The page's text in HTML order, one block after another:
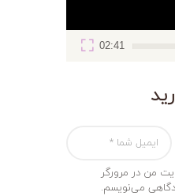
02:41
من در مرورگر
می‌نویسم.